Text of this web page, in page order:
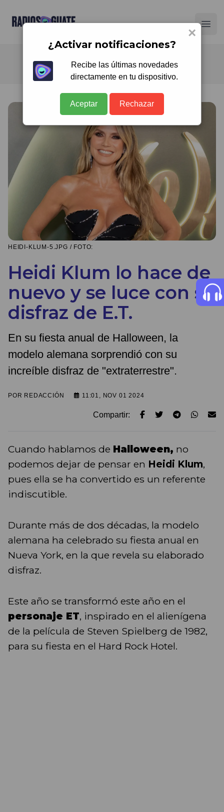
Radios Guate
HEIDI-KLUM-5.JPG / FOTO:
Heidi Klum lo hace de
nuevo y se luce con su
disfraz de E.T.
En su fiesta anual de Halloween, la
modelo alemana sorprendió con su
increíble disfraz de "extraterrestre".
POR REDACCIÓN 11:01, NOV 01 2024
Compartir:
Cuando hablamos de Halloween, no
podemos dejar de pensar en Heidi Klum,
pues ella se ha convertido es un referente
indiscutible.
Durante más de dos décadas, la modelo
alemana ha celebrado su fiesta anual en
Nueva York, en la que revela su elaborado
disfraz.
Este año se transformó este año en el
personaje ET, inspirado en el alienígena
de la película de Steven Spielberg de 1982,
para su fiesta en el Hard Rock Hotel.
×
¿Activar notificaciones?
Recibe las últimas novedades
directamente en tu dispositivo.
Aceptar Rechazar